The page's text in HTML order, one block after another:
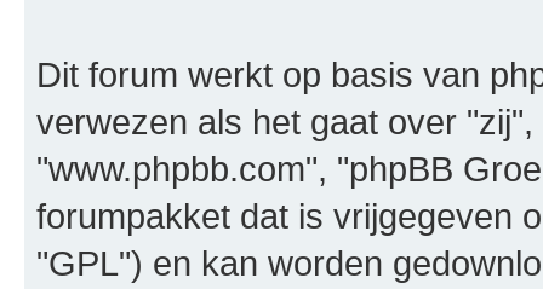
Dit forum werkt op basis van
verwezen als het gaat over
"www.phpbb.com", "phpBB
forumpakket dat is vrijgegeven
"GPL") en kan worden